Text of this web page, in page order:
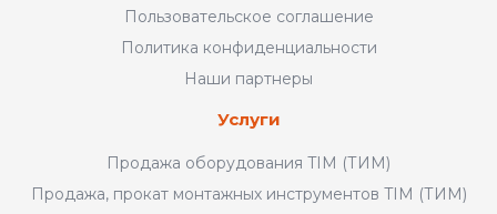
Пользовательское соглашение
Политика конфиденциальности
Наши партнеры
Услуги
Продажа оборудования TIM (ТИМ)
Продажа, прокат монтажных инструментов TIM (ТИМ)